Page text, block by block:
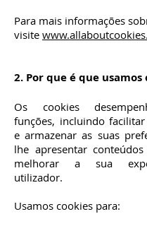
Para mais informações
visite
2. Por que é que usamos
Os cookies
funções, incluindo
e armazenar as suas
lhe apresentar
melhorar a sua
utilizador.
Usamos cookies para: